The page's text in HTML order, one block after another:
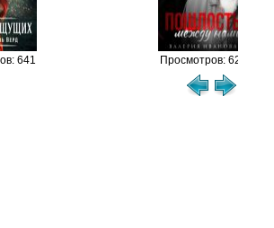
641 Просмотров: 623